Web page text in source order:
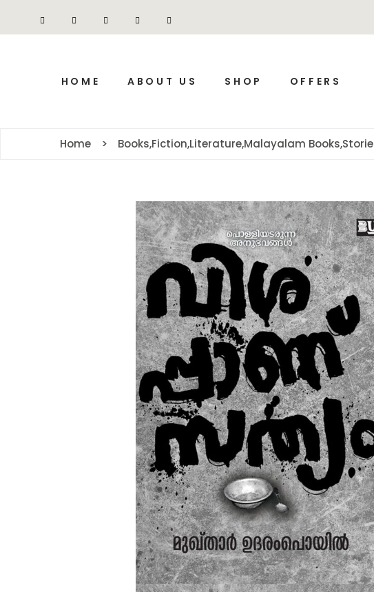
HOME ABOUT US SHOP OFFERS
Home Books,Fiction,Literature,Malayalam Books,